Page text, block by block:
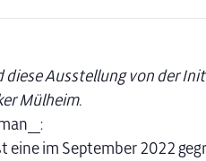
Ausstellung von der
Mülheim.
eine im September 2022